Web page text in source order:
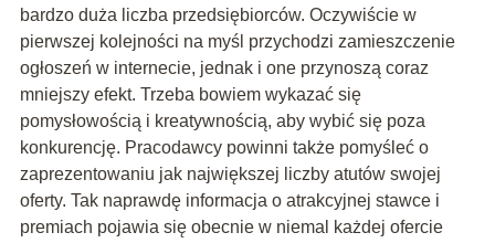
bardzo duża liczba przedsiębiorców. Oczywiście w
pierwszej kolejności na myśl przychodzi zamieszczenie
ogłoszeń w internecie, jednak i one przynoszą coraz
mniejszy efekt. Trzeba bowiem wykazać się
pomysłowością i kreatywnością, aby wybić się poza
konkurencję. Pracodawcy powinni także pomyśleć o
zaprezentowaniu jak największej liczby atutów swojej
oferty. Tak naprawdę informacja o atrakcyjnej stawce i
premiach pojawia się obecnie w niemal każdej ofercie